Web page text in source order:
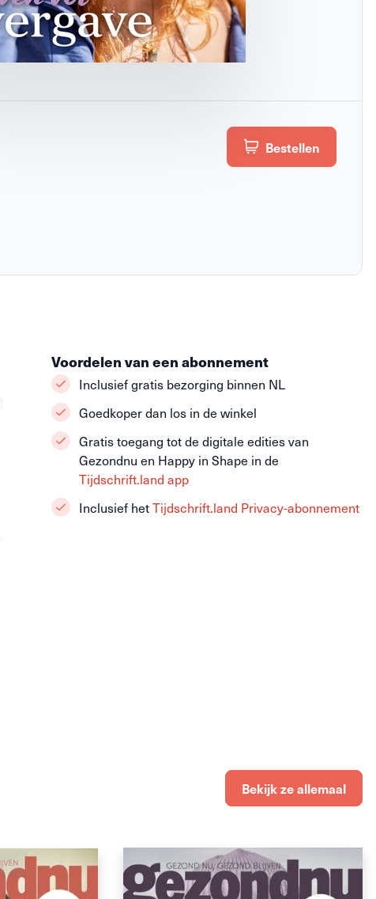
Bestellen
Voordelen van een abonnement
Inclusief gratis bezorging binnen NL
Goedkoper dan los in de winkel
Gratis toegang tot de digitale edities van
Gezondnu en Happy in Shape in de
Tijdschrift.land app
Inclusief hetTijdschrift.land Privacy-abonnement
Bekijk ze allemaal